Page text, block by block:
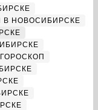
В НОВОСИБИРСКЕ
ГОРОСКОП